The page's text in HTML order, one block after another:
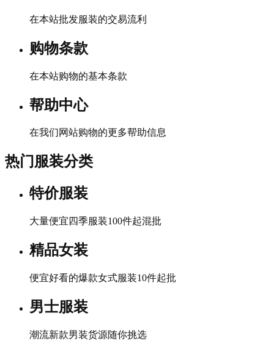
在本站批发服装的交易流利
购物条款
在本站购物的基本条款
帮助中心
在我们网站购物的更多帮助信息
热门服装分类
特价服装
大量便宜四季服装100件起混批
精品女装
便宜好看的爆款女式服装10件起批
男士服装
潮流新款男装货源随你挑选